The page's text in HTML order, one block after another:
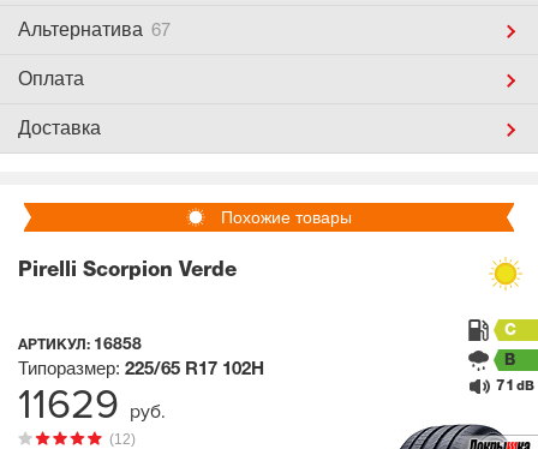
Альтернатива 67
Оплата
Доставка
Похожие товары
Pirelli Scorpion Verde
АРТИКУЛ: 16858
(12)
Типоразмер: 225/65 R17 102H
C
B
71 dB
11629 руб.